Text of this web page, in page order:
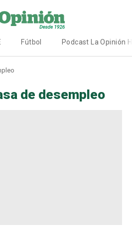
Fútbol Podcast La Opinión
de desempleo